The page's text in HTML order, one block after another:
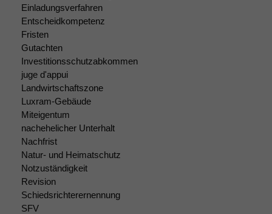
Einladungsverfahren
Entscheidkompetenz
Fristen
Gutachten
Investitionsschutzabkommen
juge d'appui
Landwirtschaftszone
Luxram-Gebäude
Miteigentum
nachehelicher Unterhalt
Nachfrist
Natur- und Heimatschutz
Notzuständigkeit
Revision
Schiedsrichterernennung
SFV